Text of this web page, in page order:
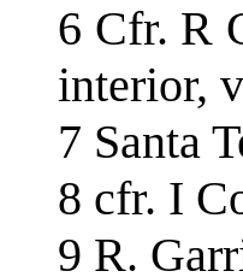
6 Cfr. R
interior,
7 Santa
8 cfr. I
9 R.